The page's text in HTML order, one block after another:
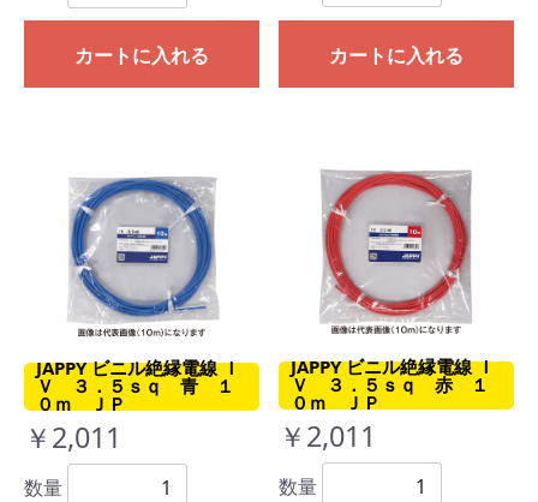
カートに入れる カートに入れる
JAPPY ビニル絶縁電線 Ｉ
Ｖ ３．５ｓｑ 青 １
０ｍ ＪＰ
￥2,011
数量
JAPPY ビニル絶縁電線 Ｉ
Ｖ ３．５ｓｑ 赤 １
０ｍ ＪＰ
￥2,011
数量